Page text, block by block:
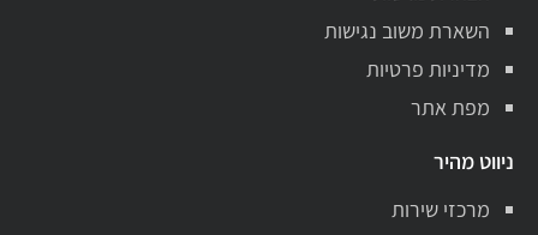
השארת משוב נגישות
מדיניות פרטיות
מפת אתר
ניווט מהיר
מרכזי שירות